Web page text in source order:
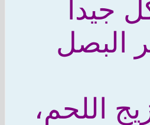
جيداً
البصل
اللحم،